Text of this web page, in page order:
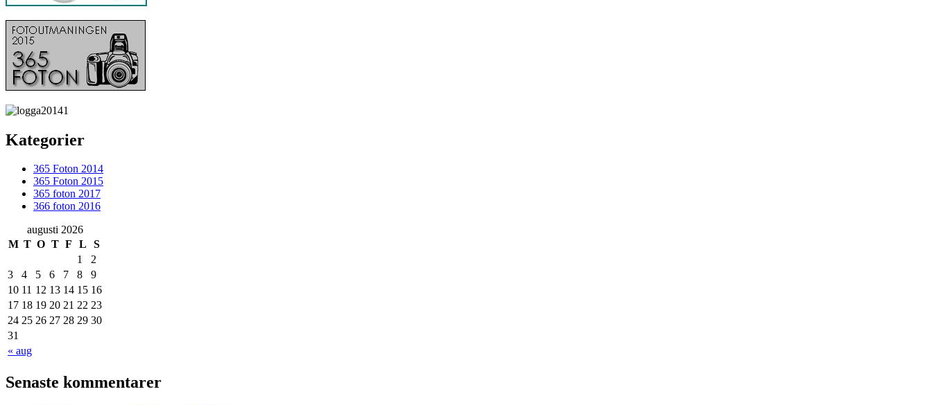
Kategorier
365 Foton 2014
365 Foton 2015
365 foton 2017
366 foton 2016
augusti 2026
M T O T F L S
« aug
1
2
3
4 5 6 7 8
9
10 11 12 13 14 15 16
17 18 19 20 21 22 23
24 25 26 27 28 29 30
31
Senaste kommentarer